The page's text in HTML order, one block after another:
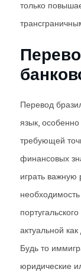
только
Перевод
язык,
требующей
финансовых
играть важную
актуальной
Будь то
юридические